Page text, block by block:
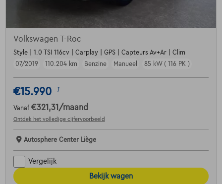
Volkswagen T-Roc
Style | 1.0 TSI 116cv | Carplay | GPS | Capteurs Av+Ar | Clim
07/2019
110.204 km Benzine Manueel 85 kW ( 116 PK )
€15.990 1
Vanaf €321,31 /maand
Ontdek het volledige cijfervoorbeeld
Autosphere Center Liège
Vergelijk
Bekijk wagen